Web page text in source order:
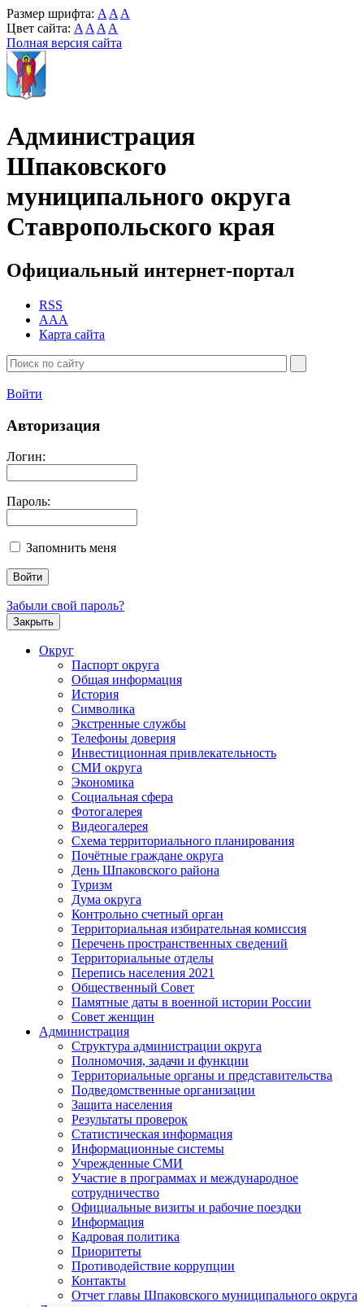
Размер шрифта: A A A
Цвет сайта: A A A A
Полная версия сайта
Администрация
Шпаковского
муниципального округа
Ставропольского края
Официальный интернет-портал
RSS
AAA
Карта сайта
Войти
Авторизация
Логин:
Пароль:
Запомнить меня
Забыли свой пароль?
Закрыть
Округ
Паспорт округа
Общая информация
История
Символика
Экстренные службы
Телефоны доверия
Инвестиционная привлекательность
СМИ округа
Экономика
Социальная сфера
Фотогалерея
Видеогалерея
Схема территориального планирования
Почётные граждане округа
День Шпаковского района
Туризм
Дума округа
Контрольно счетный орган
Территориальная избирательная комиссия
Перечень пространственных сведений
Территориальные отделы
Перепись населения 2021
Общественный Совет
Памятные даты в военной истории России
Совет женщин
Администрация
Структура администрации округа
Полномочия, задачи и функции
Территориальные органы и представительства
Подведомственные организации
Защита населения
Результаты проверок
Статистическая информация
Информационные системы
Учрежденные СМИ
Участие в программах и международное
сотрудничество
Официальные визиты и рабочие поездки
Информация
Кадровая политика
Приоритеты
Противодействие коррупции
Контакты
Отчет главы Шпаковского муниципального округа